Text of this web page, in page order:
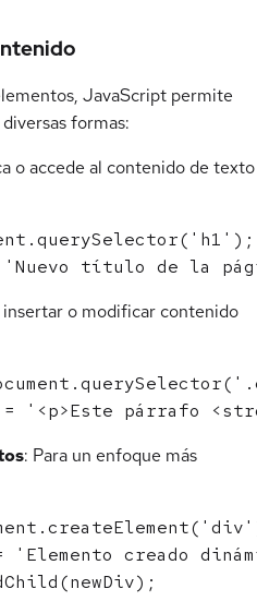
JavaScript permite
formas:
o accede al contenido de texto
o modificar contenido
: Para un enfoque más
'Elemento creado